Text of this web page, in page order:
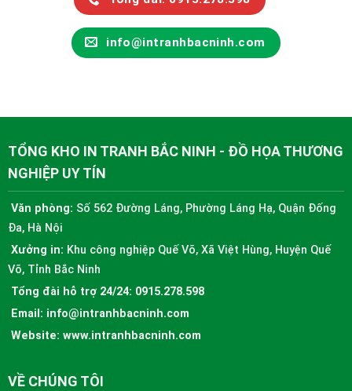
info@intranhbacninh.com
TỔNG KHO IN TRANH BẮC NINH - ĐỒ HỌA THƯƠNG
NGHIỆP UY TÍN
Văn phòng: Số 562 Đường Láng, Phường Láng Hạ, Quận Đống
Đa, Hà Nội
Xưởng in: Khu công nghiệp Quế Võ, Xã Việt Hùng, Huyện Quế
Võ, Tỉnh Bắc Ninh
Tổng đài hỗ trợ 24/24: 0915.278.598
Email: info@intranhbacninh.com
Website: www.intranhbacninh.com
VỀ CHÚNG TÔI